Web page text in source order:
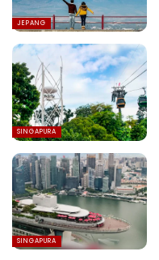
JEPANG
SINGAPURA
SINGAPURA